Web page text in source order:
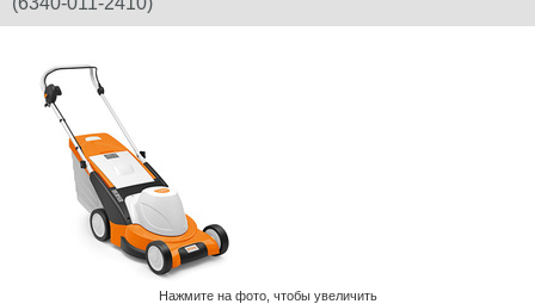
производителя
Юридическое
наименование
дилера: ООО
"Электроторг" ИНН/
КПП
3257013977/325701001
Нажмите на фото, чтобы увеличить